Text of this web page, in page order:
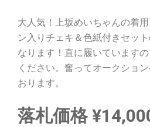
大人気！上坂めいちゃんの着
ン入りチェキ＆色紙付きセッ
なります！直に履いています
ください。奮ってオークショ
おります。
落札価格¥